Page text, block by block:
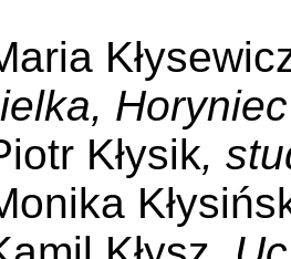
Kłysik,